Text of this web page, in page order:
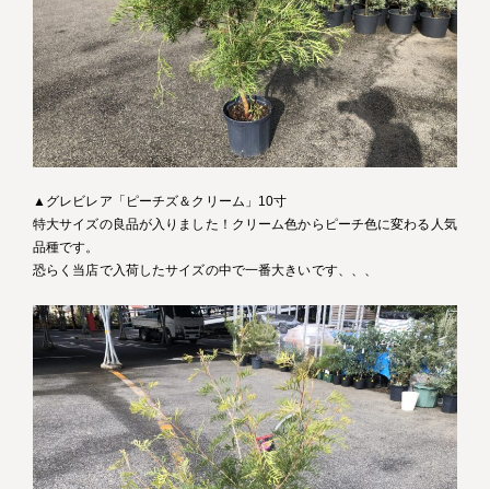
▲グレビレア「ピーチズ＆クリーム」10寸
特大サイズの良品が入りました！クリーム色からピーチ色に変わる人気
品種です。
恐らく当店で入荷したサイズの中で一番大きいです、、、